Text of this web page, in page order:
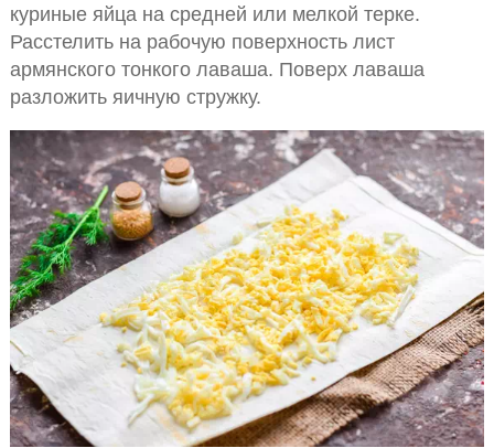
куриные яйца на средней или мелкой терке.
Расстелить на рабочую поверхность лист
армянского тонкого лаваша. Поверх лаваша
разложить яичную стружку.